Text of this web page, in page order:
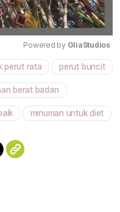
Mute
Powered by GliaStudios
perut rata perut buncit
berat badan
minuman untuk diet